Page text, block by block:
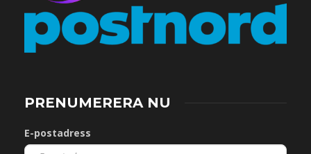
PRENUMERERA NU
E-postadress